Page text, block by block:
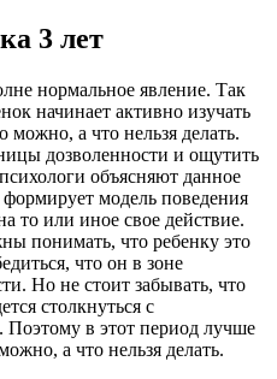
3 лет
нормальное явление. Так
начинает активно изучать
можно, а что нельзя делать.
дозволенности и ощутить
объясняют данное
модель поведения
то или иное свое действие.
понимать, что ребенку это
что он в зоне
Но не стоит забывать, что
столкнуться с
в этот период лучше
а что нельзя делать.